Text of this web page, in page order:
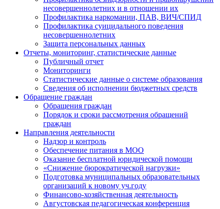
несовершеннолетних и в отношении их
Профилактика наркомании, ПАВ, ВИЧ/СПИД
Профилактика суицидального поведения
несовершеннолетних
Защита персональных данных
Отчеты, мониторинг, статистические данные
Публичный отчет
Мониторинги
Статистические данные о системе образования
Сведения об исполнении бюджетных средств
Обращение граждан
Обращения граждан
Порядок и сроки рассмотрения обращений
граждан
Направления деятельности
Надзор и контроль
Обеспечение питания в МОО
Оказание бесплатной юридической помощи
«Снижение бюрократической нагрузки»
Подготовка муниципальных образовательных
организаций к новому уч.году
Финансово-хозяйственная деятельность
Августовская педагогическая конференция